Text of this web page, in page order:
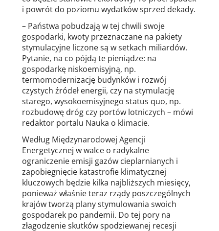
i powrót do poziomu wydatków sprzed dekady.
– Państwa pobudzają w tej chwili swoje
gospodarki, kwoty przeznaczane na pakiety
stymulacyjne liczone są w setkach miliardów.
Pytanie, na co pójdą te pieniądze: na
gospodarkę niskoemisyjną, np.
termomodernizację budynków i rozwój
czystych źródeł energii, czy na stymulację
starego, wysokoemisyjnego status quo, np.
rozbudowę dróg czy portów lotniczych – mówi
redaktor portalu Nauka o klimacie.
Według Międzynarodowej Agencji
Energetycznej w walce o radykalne
ograniczenie emisji gazów cieplarnianych i
zapobiegnięcie katastrofie klimatycznej
kluczowych będzie kilka najbliższych miesięcy,
ponieważ właśnie teraz rządy poszczególnych
krajów tworzą plany stymulowania swoich
gospodarek po pandemii. Do tej pory na
złagodzenie skutków spodziewanej recesji